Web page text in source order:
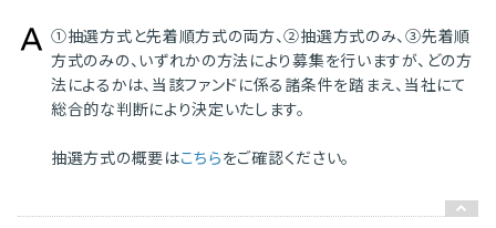
①抽選方式と先着順方式の両方、②抽選方式のみ、③先着順
方式のみの、いずれかの方法により募集を行いますが、どの方
法によるかは、当該ファンドに係る諸条件を踏まえ、当社にて
総合的な判断により決定いたします。
抽選方式の概要はこちらをご確認ください。